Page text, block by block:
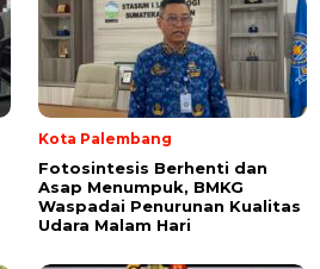
Kota Palembang
Fotosintesis Berhenti dan
Asap Menumpuk, BMKG
Waspadai Penurunan Kualitas
Udara Malam Hari